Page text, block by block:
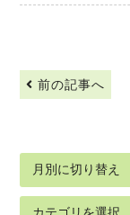
前の記事へ